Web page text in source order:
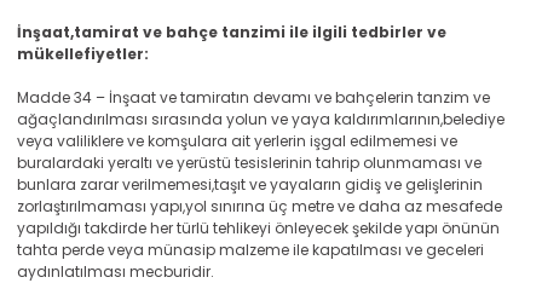
İnşaat,tamirat ve bahçe tanzimi ile ilgili tedbirler ve
mükellefiyetler:
Madde 34 – İnşaat ve tamiratın devamı ve bahçelerin tanzim ve
ağaçlandırılması sırasında yolun ve yaya kaldırımlarının,belediye
veya valiliklere ve komşulara ait yerlerin işgal edilmemesi ve
buralardaki yeraltı ve yerüstü tesislerinin tahrip olunmaması ve
bunlara zarar verilmemesi,taşıt ve yayaların gidiş ve gelişlerinin
zorlaştırılmaması yapı,yol sınırına üç metre ve daha az mesafede
yapıldığı takdirde her türlü tehlikeyi önleyecek şekilde yapı önünün
tahta perde veya münasip malzeme ile kapatılması ve geceleri
aydınlatılması mecburidir.